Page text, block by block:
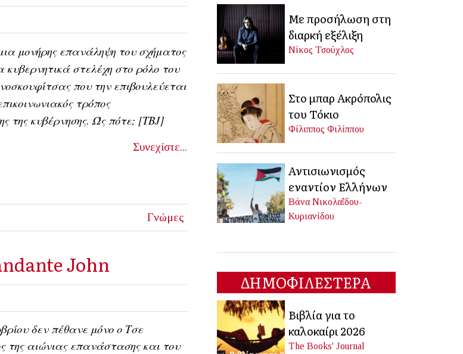
μονήρης επανάληψη του σχήματος
στελέχη στο ρόλο του
που την επιβουλεύεται
τρόπος
της κυβέρνησης. Ώς πότε; [ΤΒJ]
Συνεχίστε...
Γνώμες
John
δεν πέθανε μόνο ο Τσε
της αιώνιας επανάστασης και του
Με προσήλωση στη
διαρκή εξέλιξη
Νίκος Τσούχλος
Στο μπαρ Ακρόπολις
του Τόκιο
Φίλιππος Φιλίππου
Αντισιωνισμός
εναντίον Ελλήνων
Βάνα Νικολαΐδου-
Κυριανίδου
ΔΗΜΟΦΙΛΕΣΤΕΡΑ
Βιβλία για το
καλοκαίρι 2026
The Books' Journal